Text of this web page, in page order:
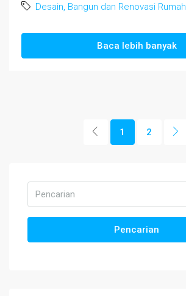
Desain, Bangun dan Renovasi Rumah
Baca lebih banyak
1 2
Pencarian